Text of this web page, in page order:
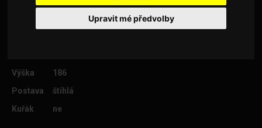
Upravit mé předvolby
Výška
186
Postava
štíhlá
Kuřák
ne